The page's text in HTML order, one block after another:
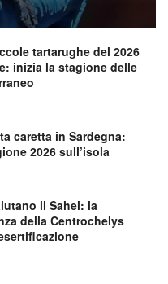
tartarughe del 2026
inizia la stagione delle
caretta in Sardegna:
2026 sull’isola
il Sahel: la
della Centrochelys